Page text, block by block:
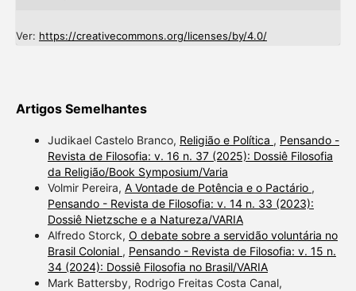
Ver: https://creativecommons.org/licenses/by/4.0/
Artigos Semelhantes
Judikael Castelo Branco, Religião e Política , Pensando -
Revista de Filosofia: v. 16 n. 37 (2025): Dossiê Filosofia
da Religião/Book Symposium/Varia
Volmir Pereira, A Vontade de Potência e o Pactário ,
Pensando - Revista de Filosofia: v. 14 n. 33 (2023):
Dossiê Nietzsche e a Natureza/VARIA
Alfredo Storck, O debate sobre a servidão voluntária no
Brasil Colonial , Pensando - Revista de Filosofia: v. 15 n.
34 (2024): Dossiê Filosofia no Brasil/VARIA
Mark Battersby, Rodrigo Freitas Costa Canal,